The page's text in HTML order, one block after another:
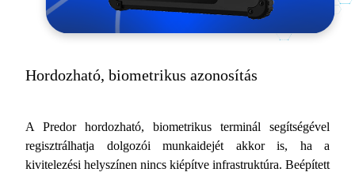
Hordozható, biometrikus azonosítás
A Predor hordozható, biometrikus terminál segítségével
regisztrálhatja dolgozói munkaidejét akkor is, ha a
kivitelezési helyszínen nincs kiépítve infrastruktúra. Beépített